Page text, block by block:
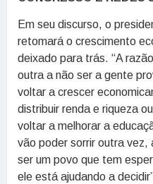
Em seu discurso, o
retomará o crescimento
deixado para trás. “A
outra a não ser a gente
voltar a crescer
distribuir renda e riqueza
voltar a melhorar a
vão poder sorrir outra vez,
ser um povo que tem
ele está ajudando a